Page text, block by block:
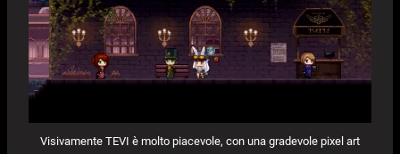
Visivamente TEVI è molto piacevole, con una gradevole pixel art